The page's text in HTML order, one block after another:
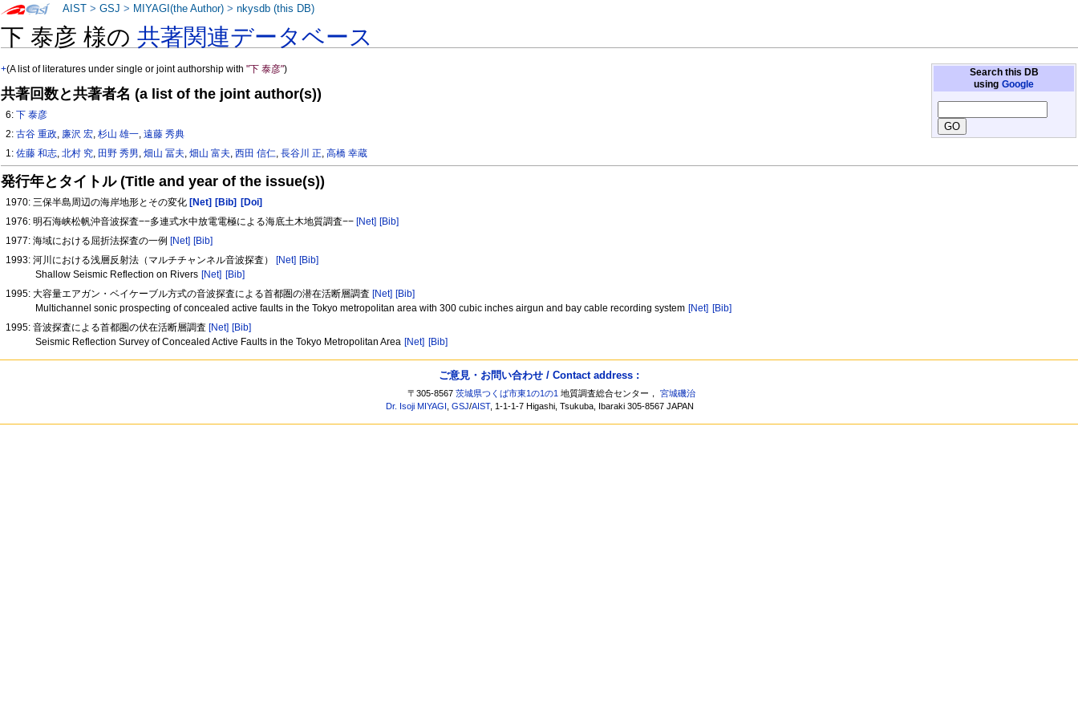
下 泰彦 様の共著関連データベース
Search this DB
using Google
+(A list of literatures under single or joint authorship with"下 泰彦")
共著回数と共著者名 (a list of the joint author(s))
6:下 泰彦
2:古谷 重政, 廉沢 宏,杉山 雄一,遠藤 秀典
1:佐藤 和志,北村 究, 田野 秀男,畑山 冨夫,畑山 富夫,西田 信仁,長谷川 正,高橋 幸蔵
発行年とタイトル (Title and year of the issue(s))
1970: 三保半島周辺の海岸地形とその変化 [Net] [Bib]
[Doi]
1976: 明石海峡松帆沖音波探査−−多連式水中放電電極による海底土木地質調査−− [Net] [Bib]
1977: 海域における屈折法探査の一例 [Net] [Bib]
1993: 河川における浅層反射法（マルチチャンネル音波探査） [Net] [Bib]
Shallow Seismic Reflection on Rivers [Net] [Bib]
1995: 大容量エアガン・ベイケーブル方式の音波探査による首都圏の潜在活断層調査 [Net] [Bib]
Multichannel sonic prospecting of concealed active faults in the Tokyo metropolitan area with 300 cubic inches airgun and bay cable recording system [Net] [Bib]
1995: 音波探査による首都圏の伏在活断層調査 [Net] [Bib]
Seismic Reflection Survey of Concealed Active Faults in the Tokyo Metropolitan Area [Net] [Bib]
AIST >GSJ > MIYAGI(the Author) >nkysdb (this DB)
ご意見・お問い合わせ / Contact address :
〒305-8567茨城県つくば市東1の1の1 地質調査総合センター，宮城磯治
Dr. Isoji MIYAGI
,GSJ/AIST, 1-1-1-7 Higashi, Tsukuba, Ibaraki 305-8567 JAPAN